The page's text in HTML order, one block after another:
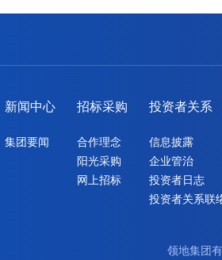
新闻中心
集团要闻
招标采购
合作理念
阳光采购
网上招标
投资者关系
信息披露
企业管治
投资者日志
投资者关系联
领地集团